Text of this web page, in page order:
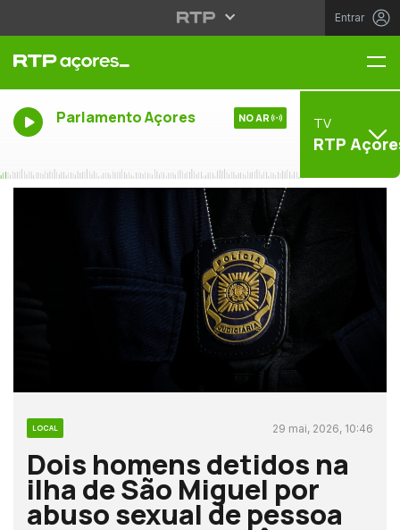
Entrar
Parlamento Açores NO AR TV
RTP
LOCAL 29 mai, 2026, 10:46
Dois homens detidos na
ilha de São Miguel por
abuso sexual de pessoa